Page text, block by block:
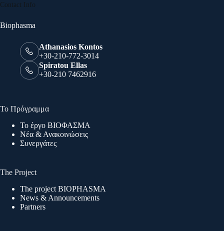
Contact Info
Biophasma
Athanasios Kontos
+30-210-772-3014
Spiratou Ellas
+30-210 7462916
Το Πρόγραμμα
Το έργο ΒΙΟΦΑΣΜΑ
Νέα & Ανακοινώσεις
Συνεργάτες
The Project
The project BIOPHASMA
News & Announcements
Partners